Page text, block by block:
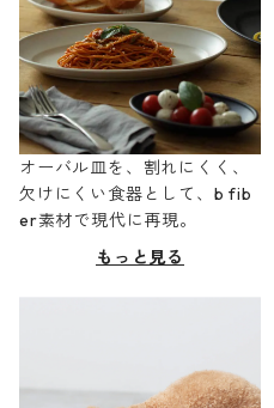
オーバル皿を、割れにくく、
欠けにくい食器として、b fib
er素材で現代に再現。
もっと見る